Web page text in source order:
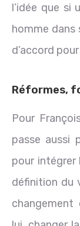
l’idée que si
homme dans
d’accord
Réformes,
Pour
passe aussi
pour intégrer
définition du